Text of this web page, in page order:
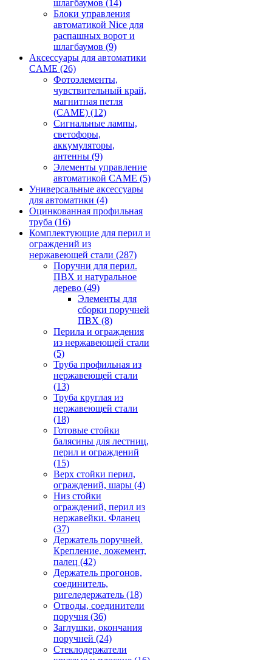
шлагбаумов (14)
Блоки управления
автоматикой Nice для
распашных ворот и
шлагбаумов (9)
Аксессуары для автоматики
CAME (26)
Фотоэлементы,
чувствительный край,
магнитная петля
(CAME) (12)
Сигнальные лампы,
светофоры,
аккумуляторы,
антенны (9)
Элементы управление
автоматикой CAME (5)
Универсальные аксессуары
для автоматики (4)
Оцинкованная профильная
труба (16)
Комплектующие для перил и
ограждений из
нержавеющей стали (287)
Поручни для перил.
ПВХ и натуральное
дерево (49)
Элементы для
сборки поручней
ПВХ (8)
Перила и ограждения
из нержавеющей стали
(5)
Труба профильная из
нержавеющей стали
(13)
Труба круглая из
нержавеющей стали
(18)
Готовые стойки
балясины для лестниц,
перил и ограждений
(15)
Верх стойки перил,
ограждений, шары (4)
Низ стойки
ограждений, перил из
нержавейки. Фланец
(37)
Держатель поручней.
Крепление, ложемент,
палец (42)
Держатель прогонов,
соединитель,
ригеледержатель (18)
Отводы, соединители
поручня (36)
Заглушки, окончания
поручней (24)
Стеклодержатели